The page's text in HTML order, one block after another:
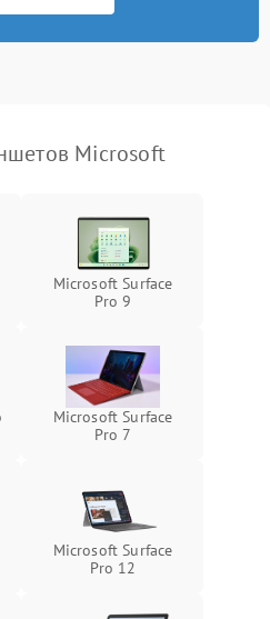
Microsoft
Microsoft Surface
Pro 9
Microsoft Surface
Pro 7
Microsoft Surface
Pro 12